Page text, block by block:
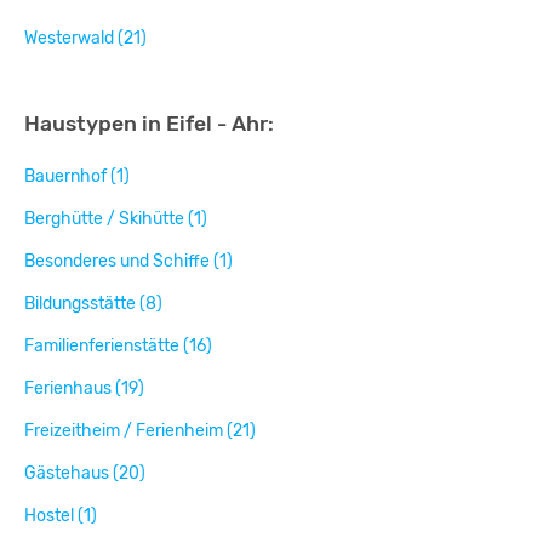
Westerwald (21)
Haustypen in Eifel - Ahr:
Bauernhof (1)
Berghütte / Skihütte (1)
Besonderes und Schiffe (1)
Bildungsstätte (8)
Familienferienstätte (16)
Ferienhaus (19)
Freizeitheim / Ferienheim (21)
Gästehaus (20)
Hostel (1)